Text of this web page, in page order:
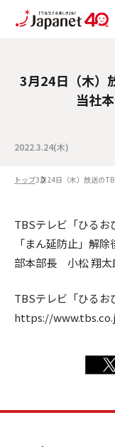
3月24日（木）
当社
2022.3.24(木)
トップ3月24日（木）放送の
TBSテレビ「ひるお
「まん延防止」解
部本部長 小松 翔太
TBSテレビ「ひる
https://